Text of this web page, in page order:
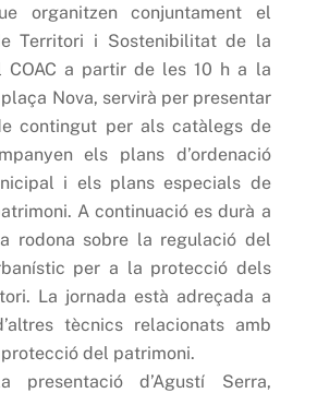
organitzen conjuntament el
Territori i Sostenibilitat de la
COAC a partir de les 10 h a la
Nova, servirà per presentar
contingut per als catàlegs de
els plans d’ordenació
i els plans especials de
A continuació es durà a
rodona sobre la regulació del
per a la protecció dels
La jornada està adreçada a
tècnics relacionats amb
protecció del patrimoni.
presentació d’Agustí Serra,